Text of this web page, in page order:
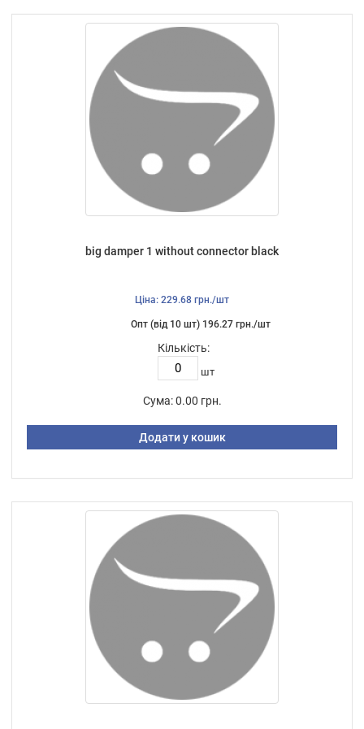
big damper 1 without connector black
Ціна: 229.68 грн./шт
Опт (від 10 шт) 196.27 грн./шт
Кількість:
шт
Сума: 0.00 грн.
Додати у кошик